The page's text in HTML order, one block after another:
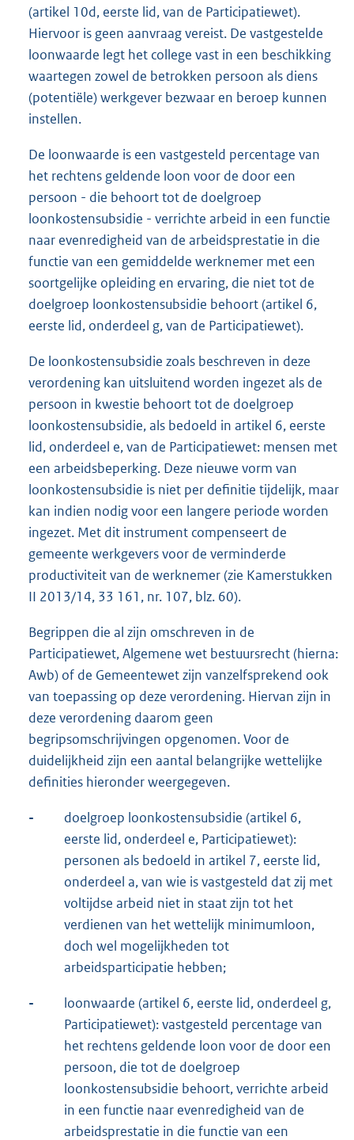
(artikel 10d, eerste lid, van de Participatiewet).
Hiervoor is geen aanvraag vereist. De vastgestelde
loonwaarde legt het college vast in een beschikking
waartegen zowel de betrokken persoon als diens
(potentiële) werkgever bezwaar en beroep kunnen
instellen.
De loonwaarde is een vastgesteld percentage van
het rechtens geldende loon voor de door een
persoon - die behoort tot de doelgroep
loonkostensubsidie - verrichte arbeid in een functie
naar evenredigheid van de arbeidsprestatie in die
functie van een gemiddelde werknemer met een
soortgelijke opleiding en ervaring, die niet tot de
doelgroep loonkostensubsidie behoort (artikel 6,
eerste lid, onderdeel g, van de Participatiewet).
De loonkostensubsidie zoals beschreven in deze
verordening kan uitsluitend worden ingezet als de
persoon in kwestie behoort tot de doelgroep
loonkostensubsidie, als bedoeld in artikel 6, eerste
lid, onderdeel e, van de Participatiewet: mensen met
een arbeidsbeperking. Deze nieuwe vorm van
loonkostensubsidie is niet per definitie tijdelijk, maar
kan indien nodig voor een langere periode worden
ingezet. Met dit instrument compenseert de
gemeente werkgevers voor de verminderde
productiviteit van de werknemer (zie Kamerstukken
II 2013/14, 33 161, nr. 107, blz. 60).
Begrippen die al zijn omschreven in de
Participatiewet, Algemene wet bestuursrecht (hierna:
Awb) of de Gemeentewet zijn vanzelfsprekend ook
van toepassing op deze verordening. Hiervan zijn in
deze verordening daarom geen
begripsomschrijvingen opgenomen. Voor de
duidelijkheid zijn een aantal belangrijke wettelijke
definities hieronder weergegeven.
-
doelgroep loonkostensubsidie (artikel 6,
eerste lid, onderdeel e, Participatiewet):
personen als bedoeld in artikel 7, eerste lid,
onderdeel a, van wie is vastgesteld dat zij met
voltijdse arbeid niet in staat zijn tot het
verdienen van het wettelijk minimumloon,
doch wel mogelijkheden tot
arbeidsparticipatie hebben;
-
loonwaarde (artikel 6, eerste lid, onderdeel g,
Participatiewet): vastgesteld percentage van
het rechtens geldende loon voor de door een
persoon, die tot de doelgroep
loonkostensubsidie behoort, verrichte arbeid
in een functie naar evenredigheid van de
arbeidsprestatie in die functie van een